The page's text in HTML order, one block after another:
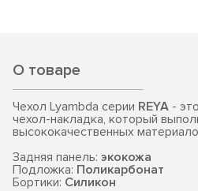
О товаре
Чехол Lyambda серии REYA -
чехол-накладка, который
высококачественных
Задняя панель: экокожа
Подложка: Поликарбонат
Бортики: Силикон